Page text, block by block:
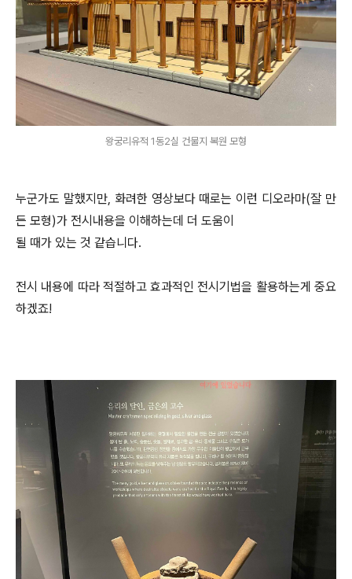
왕궁리유적 1동2실 건물지 복원 모형
누군가도 말했지만, 화려한 영상보다 때로는 이런 디오라마(잘 만
든 모형)가 전시내용을 이해하는데 더 도움이
될 때가 있는 것 같습니다.
전시 내용에 따라 적절하고 효과적인 전시기법을 활용하는게 중요
하겠죠!